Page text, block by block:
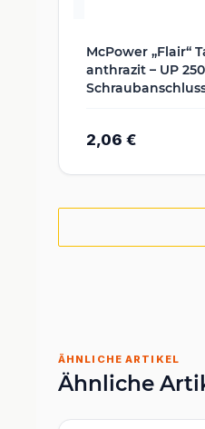
McPower „Flair“
anthrazit – UP
2,06 €
ÄHNLICHE ARTIKEL
Ähnliche